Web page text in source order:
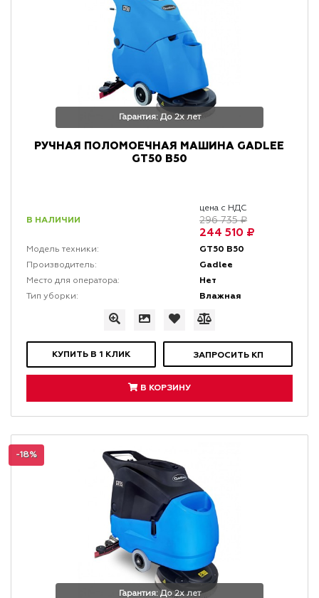
Гарантия: До 2х лет
РУЧНАЯ ПОЛОМОЕЧНАЯ МАШИНА GADLEE
GT50 B50
В НАЛИЧИИ
цена с НДС
296 735 ₽
244 510 ₽
Модель техники: GT50 B50
Производитель: Gadlee
Место для оператора: Нет
Тип уборки: Влажная
КУПИТЬ В 1 КЛИК ЗАПРОСИТЬ КП
В КОРЗИНУ
-18%
Гарантия: До 2х лет